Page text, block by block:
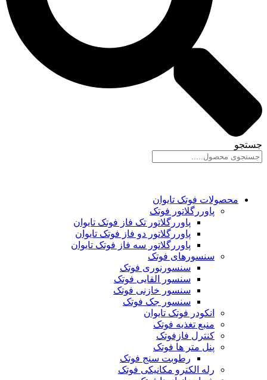
جستجو
محصولات فوتک تایوان
پاوررگلاتور فوتک
پاوررگلاتور تک فاز فوتک تایوان
پاوررگلاتور دو فاز فوتک تایوان
پاوررگلاتور سه فاز فوتک تایوان
سنسورهای فوتک
سنسورنوری فوتک
سنسور القایی فوتک
سنسور خازنی فوتک
سنسور جک فوتک
انکودر فوتک تایوان
منبع تغذیه فوتک
کنترل فازفوتک
پنل متر ها فوتک
رطوبت سنج فوتک
رله الکترو مکانیکی فوتک